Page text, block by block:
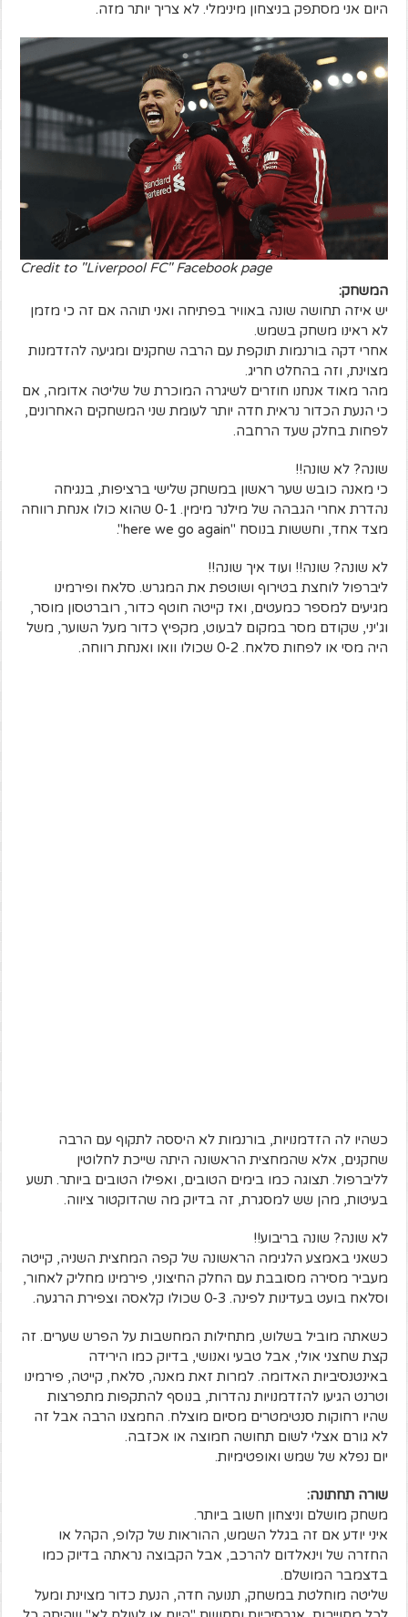
היום אני מסתפק בניצחון מינימלי. לא צריך יותר מזה.
Credit to "Liverpool FC" Facebook page
המשחק:
יש איזה תחושה שונה באוויר בפתיחה ואני תוהה אם זה כי מזמן
לא ראינו משחק בשמש.
אחרי דקה בורנמות תוקפת עם הרבה שחקנים ומגיעה להזדמנות
מצוינת, וזה בהחלט חריג.
מהר מאוד אנחנו חוזרים לשיגרה המוכרת של שליטה אדומה, אם
כי הנעת הכדור נראית חדה יותר לעומת שני המשחקים האחרונים,
לפחות בחלק שעד הרחבה.
שונה? לא שונה!!
כי מאנה כובש שער ראשון במשחק שלישי ברציפות, בנגיחה
נהדרת אחרי הגבהה של מילנר מימין. 0-1 שהוא כולו אנחת רווחה
מצד אחד, וחששות בנוסח "here we go again".
לא שונה? שונה!! ועוד איך שונה!!
ליברפול לוחצת בטירוף ושוטפת את המגרש. סלאח ופירמינו
מגיעים למספר כמעטים, ואז קייטה חוטף כדור, רוברטסון מוסר,
וג'יני, שקודם מסר במקום לבעוט, מקפיץ כדור מעל השוער, משל
היה מסי או לפחות סלאח. 0-2 שכולו וואו ואנחת רווחה.
כשהיו לה הזדמנויות, בורנמות לא היססה לתקוף עם הרבה
שחקנים, אלא שהמחצית הראשונה היתה שייכת לחלוטין
לליברפול. תצוגה כמו בימים הטובים, ואפילו הטובים ביותר. תשע
בעיטות, מהן שש למסגרת, זה בדיוק מה שהדוקטור ציווה.
לא שונה? שונה בריבוע!!
כשאני באמצע הלגימה הראשונה של קפה המחצית השניה, קייטה
מעביר מסירה מסובבת עם החלק החיצוני, פירמינו מחליק לאחור,
וסלאח בועט בעדינות לפינה. 0-3 שכולו קלאסה וצפירת הרגעה.
כשאתה מוביל בשלוש, מתחילות המחשבות על הפרש שערים. זה
קצת שחצני אולי, אבל טבעי ואנושי, בדיוק כמו הירידה
באינטנסיביות האדומה. למרות זאת מאנה, סלאח, קייטה, פירמינו
וטרנט הגיעו להזדמנויות נהדרות, בנוסף להתקפות מתפרצות
שהיו רחוקות סנטימטרים מסיום מוצלח. החמצנו הרבה אבל זה
לא גורם אצלי לשום תחושה חמוצה או אכזבה.
יום נפלא של שמש ואופטימיות.
שורה תחתונה:
משחק מושלם וניצחון חשוב ביותר.
איני יודע אם זה בגלל השמש, ההוראות של קלופ, הקהל או
החזרה של וינאלדום להרכב, אבל הקבוצה נראתה בדיוק כמו
בדצמבר המושלם.
שליטה מוחלטת במשחק, תנועה חדה, הנעת כדור מצוינת ומעל